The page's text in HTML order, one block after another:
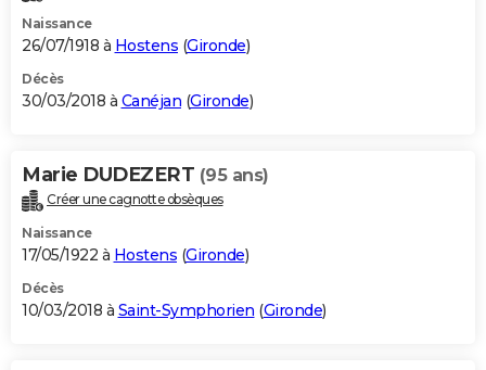
Naissance
26/07/1918 à Hostens (Gironde)
Décès
30/03/2018 à Canéjan (Gironde)
Marie DUDEZERT (95 ans)
Créer une cagnotte obsèques
Naissance
17/05/1922 à Hostens (Gironde)
Décès
10/03/2018 à Saint-Symphorien (Gironde)